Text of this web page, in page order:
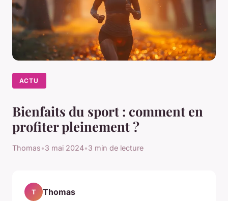
ACTU
Bienfaits du sport : comment en
profiter pleinement ?
Thomas•3 mai 2024•3 min de lecture
T Thomas